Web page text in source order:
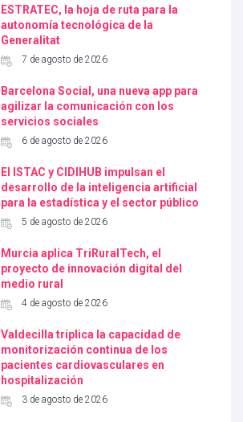
ESTRATEC, la hoja de ruta para la
autonomía tecnológica de la
Generalitat
7 de agosto de 2026
Barcelona Social, una nueva app para
agilizar la comunicación con los
servicios sociales
6 de agosto de 2026
El ISTAC y CIDIHUB impulsan el
desarrollo de la inteligencia artificial
para la estadística y el sector público
5 de agosto de 2026
Murcia aplica TriRuralTech, el
proyecto de innovación digital del
medio rural
4 de agosto de 2026
Valdecilla triplica la capacidad de
monitorización continua de los
pacientes cardiovasculares en
hospitalización
3 de agosto de 2026